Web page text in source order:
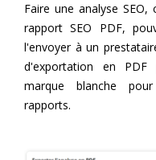
Faire une analyse
rapport SEO PDF,
l'envoyer à un
d'exportation en PDF
marque blanche
rapports.